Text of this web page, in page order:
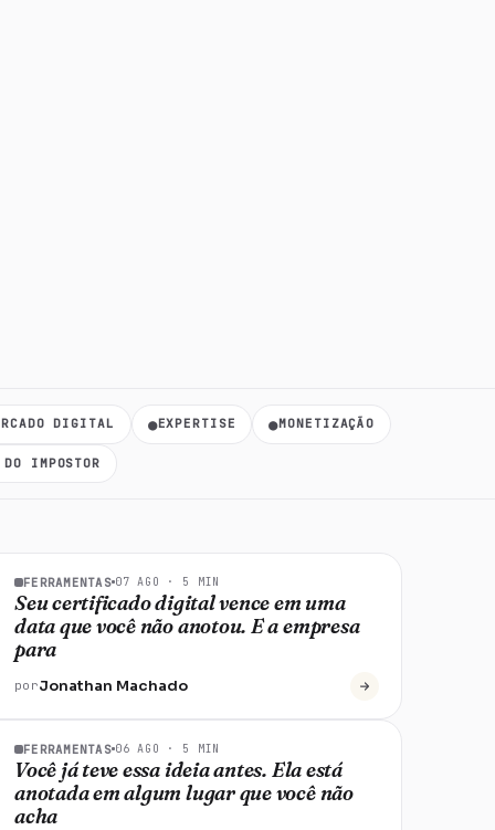
DIGITAL ●EXPERTISE ●MONETIZAÇÃO
IMPOSTOR
FERRAMENTAS 07 AGO · 5 MIN
Seu certificado digital vence em uma
data que você não anotou. E a empresa
para
porJonathan Machado
FERRAMENTAS 06 AGO · 5 MIN
Você já teve essa ideia antes. Ela está
anotada em algum lugar que você não
acha